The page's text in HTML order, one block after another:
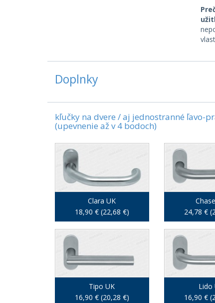
Doplnky
kľučky na dvere / aj jednostranné ľavo-
(upevnenie až v 4 bodoch)
Clara UK
18,90 € (22,68 €)
24,78 €
Tipo UK
16,90 € (20,28 €)
Lido
16,90 €